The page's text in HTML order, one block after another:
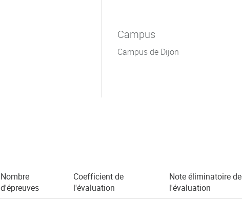
Campus
Campus de Dijon
Nombre
d'épreuves
Coefficient de
l'évaluation
Note éliminatoire de
l'évaluation